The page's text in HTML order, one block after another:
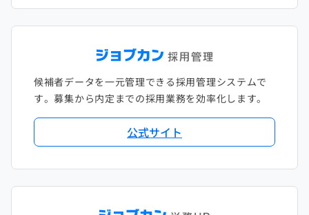
候補者データを一元管理できる採用管理システムで
す。募集から内定までの採用業務を効率化します。
公式サイト